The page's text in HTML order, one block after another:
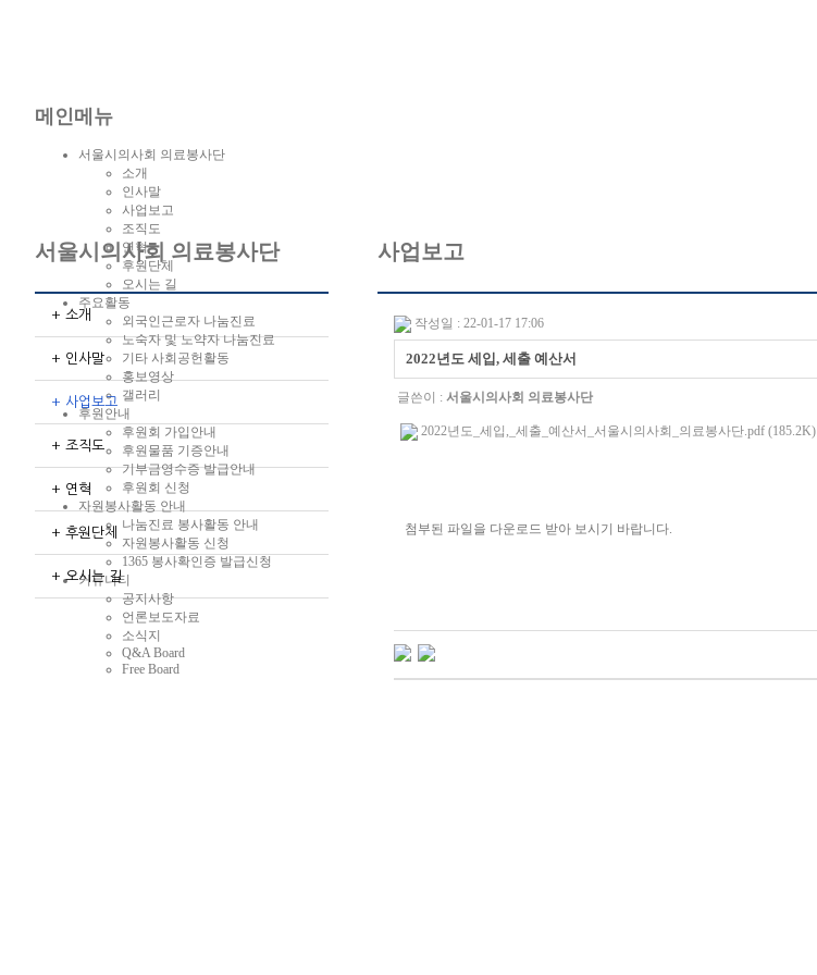
메인메뉴
서울시의사회 의료봉사단
소개
인사말
사업보고
조직도
연혁
후원단체
오시는 길
주요활동
외국인근로자 나눔진료
노숙자 및 노약자 나눔진료
기타 사회공헌활동
홍보영상
갤러리
후원안내
후원회 가입안내
후원물품 기증안내
기부금영수증 발급안내
후원회 신청
자원봉사활동 안내
나눔진료 봉사활동 안내
자원봉사활동 신청
1365 봉사확인증 발급신청
커뮤니티
공지사항
언론보도자료
소식지
Q&A Board
Free Board
서울시의사회 의료봉사단 사업보고
+ 소개
+ 인사말
+ 사업보고
+ 조직도
+ 연혁
+ 후원단체
+ 오시는 길
작성일 : 22-01-17 17:06
2022년도 세입, 세출 예산서
글쓴이 : 서울시의사회 의료봉사단
2022년도_세입,_세출_예산서_서울시의사회_의료봉사단.pdf (185.2K)
첨부된 파일을 다운로드 받아 보시기 바랍니다.